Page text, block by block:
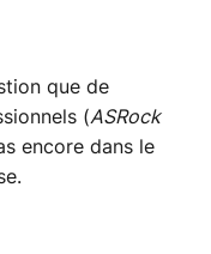
que de
(ASRock
encore dans le